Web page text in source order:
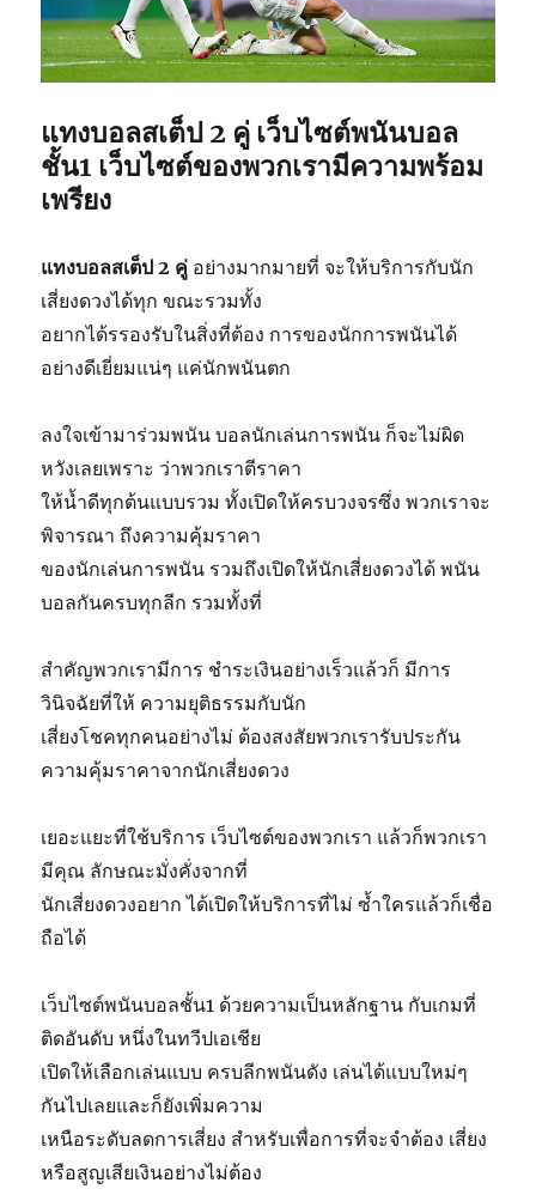
แทงบอลสเต็ป 2 คู่ เว็บไซต์พนันบอล
ชั้น1 เว็บไซต์ของพวกเรามีความพร้อม
เพรียง
แทงบอลสเต็ป 2 คู่ อย่างมากมายที่ จะให้บริการกับนัก
เสี่ยงดวงได้ทุก ขณะรวมทั้ง
อยากได้รรองรับในสิ่งที่ต้อง การของนักการพนันได้
อย่างดีเยี่ยมแน่ๆ แค่นักพนันตก
ลงใจเข้ามาร่วมพนัน บอลนักเล่นการพนัน ก็จะไม่ผิด
หวังเลยเพราะ ว่าพวกเราตีราคา
ให้น้ำดีทุกต้นแบบรวม ทั้งเปิดให้ครบวงจรซึ่ง พวกเราจะ
พิจารณา ถึงความคุ้มราคา
ของนักเล่นการพนัน รวมถึงเปิดให้นักเสี่ยงดวงได้ พนัน
บอลกันครบทุกลีก รวมทั้งที่
สำคัญพวกเรามีการ ชำระเงินอย่างเร็วแล้วก็ มีการ
วินิจฉัยที่ให้ ความยุติธรรมกับนัก
เสี่ยงโชคทุกคนอย่างไม่ ต้องสงสัยพวกเรารับประกัน
ความคุ้มราคาจากนักเสี่ยงดวง
เยอะแยะที่ใช้บริการ เว็บไซต์ของพวกเรา แล้วก็พวกเรา
มีคุณ ลักษณะมั่งคั่งจากที่
นักเสี่ยงดวงอยาก ได้เปิดให้บริการที่ไม่ ซ้ำใครแล้วก็เชื่อ
ถือได้
เว็บไซต์พนันบอลชั้น1 ด้วยความเป็นหลักฐาน กับเกมที่
ติดอันดับ หนึ่งในทวีปเอเชีย
เปิดให้เลือกเล่นแบบ ครบลีกพนันดัง เล่นได้แบบใหม่ๆ
กันไปเลยและก็ยังเพิ่มความ
เหนือระดับลดการเสี่ยง สำหรับเพื่อการที่จะจำต้อง เสี่ยง
หรือสูญเสียเงินอย่างไม่ต้อง